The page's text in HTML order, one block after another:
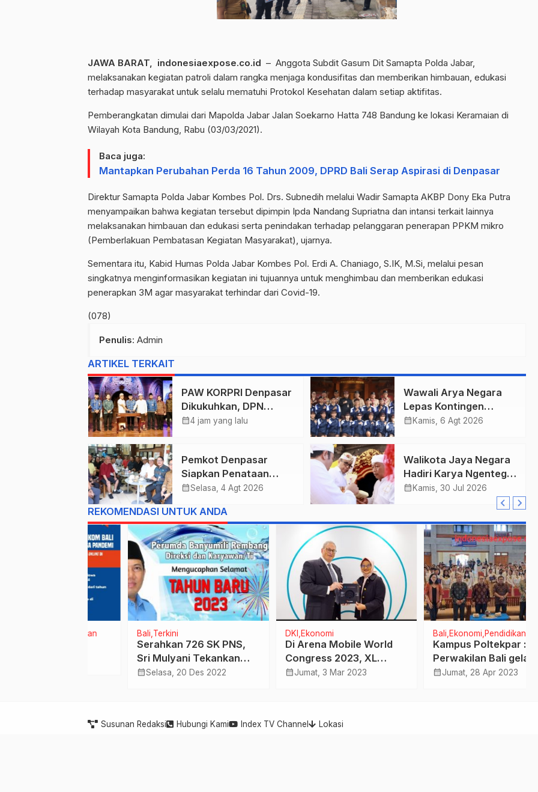
JAWA BARAT, indonesiaexpose.co.id – Anggota Subdit Gasum Dit Samapta Polda Jabar,
melaksanakan kegiatan patroli dalam rangka menjaga kondusifitas dan memberikan himbauan, edukasi
terhadap masyarakat untuk selalu mematuhi Protokol Kesehatan dalam setiap aktifitas.
Pemberangkatan dimulai dari Mapolda Jabar Jalan Soekarno Hatta 748 Bandung ke lokasi Keramaian di
Wilayah Kota Bandung, Rabu (03/03/2021).
Baca juga:
Mantapkan Perubahan Perda 16 Tahun 2009, DPRD Bali Serap Aspirasi di Denpasar
Direktur Samapta Polda Jabar Kombes Pol. Drs. Subnedih melalui Wadir Samapta AKBP Dony Eka Putra
menyampaikan bahwa kegiatan tersebut dipimpin Ipda Nandang Supriatna dan intansi terkait lainnya
melaksanakan himbauan dan edukasi serta penindakan terhadap pelanggaran penerapan PPKM mikro
(Pemberlakuan Pembatasan Kegiatan Masyarakat), ujarnya.
Sementara itu, Kabid Humas Polda Jabar Kombes Pol. Erdi A. Chaniago, S.IK, M.Si, melalui pesan
singkatnya menginformasikan kegiatan ini tujuannya untuk menghimbau dan memberikan edukasi
penerapkan 3M agar masyarakat terhindar dari Covid-19.
(078)
Penulis: Admin
ARTIKEL TERKAIT
PAW KORPRI Denpasar
Dikukuhkan, DPN
Apresiasi “Sembagi
Rentan
calendar_month4 jam yang lalu
Wawali Arya Negara
Lepas Kontingen
Kwarcab Denpasar
2026.
calendar_month Kamis, 6 Agt 2026
Pemkot Denpasar
Siapkan Penataan
Wajah Pusat Kota,
Satu Kawasan
Prioritas
calendar_monthSelasa, 4 Agt 2026
Walikota Jaya Negara
Hadiri Karya Ngenteg
Linggih Pura Gunung
calendar_month Kamis, 30 Jul 2026
REKOMENDASI UNTUK ANDA
Terkini
Serahkan 726 SK PNS,
Sri Mulyani Tekankan
Kedisiplinan
Selasa, 20 Des 2022
Ekonomi
Di Arena Mobile World
Congress 2023, XL
Axiata Terima Trofi
Jumat, 3 Mar 2023
Ekonomi Pendidikan
Kampus Poltekpar : BI
Perwakilan Bali gelar
Seminar Nasional
Jumat, 28 Apr 2023
Susunan Redaksi Hubungi Kami Index TV Channel Lokasi